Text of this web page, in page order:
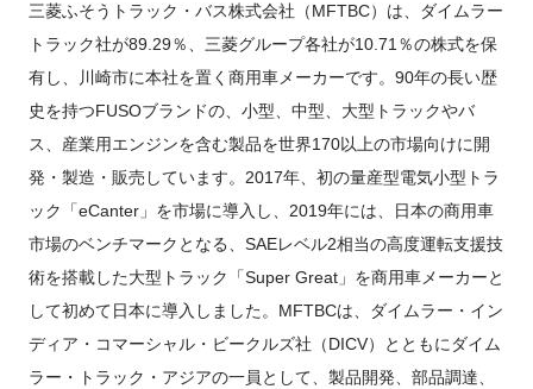
三菱ふそうトラック・バス株式会社（MFTBC）は、ダイムラー
トラック社が89.29％、三菱グループ各社が10.71％の株式を保
有し、川崎市に本社を置く商用車メーカーです。90年の長い歴
史を持つFUSOブランドの、小型、中型、大型トラックやバ
ス、産業用エンジンを含む製品を世界170以上の市場向けに開
発・製造・販売しています。2017年、初の量産型電気小型トラ
ック「eCanter」を市場に導入し、2019年には、日本の商用車
市場のベンチマークとなる、SAEレベル2相当の高度運転支援技
術を搭載した大型トラック「Super Great」を商用車メーカーと
して初めて日本に導入しました。MFTBCは、ダイムラー・イン
ディア・コマーシャル・ビークルズ社（DICV）とともにダイム
ラー・トラック・アジアの一員として、製品開発、部品調達、